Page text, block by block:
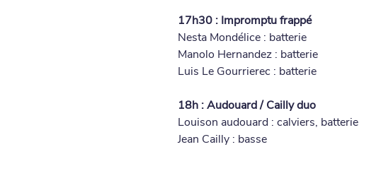
17h30 : Impromptu frappé
Nesta Mondélice : batterie
Manolo Hernandez : batterie
Luis Le Gourrierec : batterie
18h : Audouard / Cailly duo
Louison audouard : calviers, batterie
Jean Cailly : basse